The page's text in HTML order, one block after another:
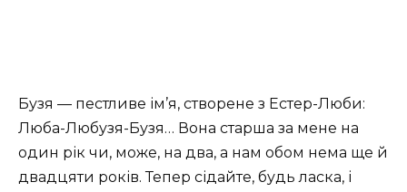
Бузя — пестливе ім’я, створене з Естер-Люби:
Люба-Любузя-Бузя… Вона старша за мене на
один рік чи, може, на два, а нам обом нема ще й
двадцяти років. Тепер сідайте, будь ласка, і